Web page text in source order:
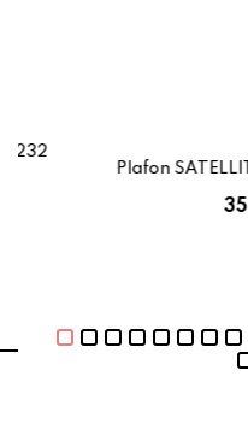
Plafon